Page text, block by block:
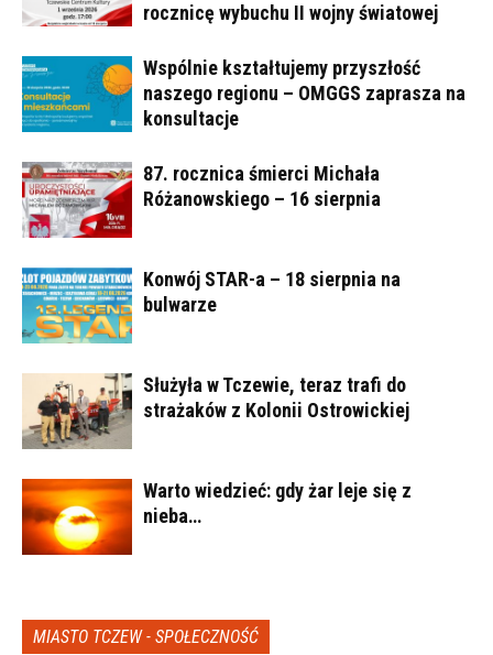
rocznicę wybuchu II wojny światowej
Wspólnie kształtujemy przyszłość
naszego regionu – OMGGS zaprasza na
konsultacje
87. rocznica śmierci Michała
Różanowskiego – 16 sierpnia
Konwój STAR-a – 18 sierpnia na
bulwarze
Służyła w Tczewie, teraz trafi do
strażaków z Kolonii Ostrowickiej
Warto wiedzieć: gdy żar leje się z
nieba…
MIASTO TCZEW - SPOŁECZNOŚĆ